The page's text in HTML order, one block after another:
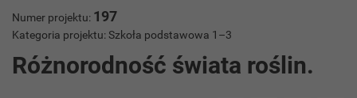
Numer projektu: 197
Kategoria projektu: Szkoła podstawowa 1–3
Różnorodność świata roślin.